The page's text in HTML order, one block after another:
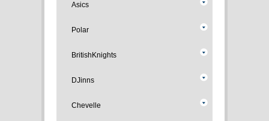
Asics
Polar
BritishKnights
DJinns
Chevelle